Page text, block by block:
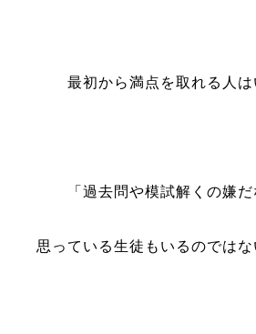
最初から満点を取れる人は
「過去問や模試解くの嫌
思っている生徒もいるのではな